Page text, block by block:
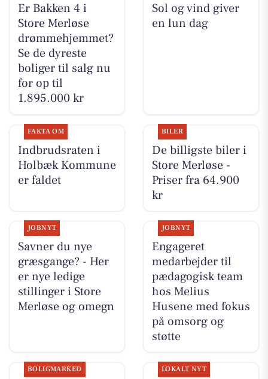
Er Bakken 4 i
Store Merløse
drømmehjemmet?
Se de dyreste
boliger til salg nu
for op til
1.895.000 kr
Sol og vind giver
en lun dag
FAKTA OM
Indbrudsraten i
Holbæk Kommune
er faldet
BILER
De billigste biler i
Store Merløse -
Priser fra 64.900
kr
JOBNYT
Savner du nye
græsgange? - Her
er nye ledige
stillinger i Store
Merløse og omegn
JOBNYT
Engageret
medarbejder til
pædagogisk team
hos Melius
Husene med fokus
på omsorg og
støtte
BOLIGMARKED LOKALT NYT